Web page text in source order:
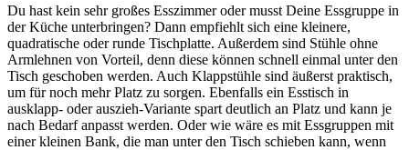
Du hast kein sehr großes Esszimmer oder musst Deine Essgruppe in
der Küche unterbringen? Dann empfiehlt sich eine kleinere,
quadratische oder runde Tischplatte. Außerdem sind Stühle ohne
Armlehnen von Vorteil, denn diese können schnell einmal unter den
Tisch geschoben werden. Auch Klappstühle sind äußerst praktisch,
um für noch mehr Platz zu sorgen. Ebenfalls ein Esstisch in
ausklapp- oder auszieh-Variante spart deutlich an Platz und kann je
nach Bedarf anpasst werden. Oder wie wäre es mit Essgruppen mit
einer kleinen Bank, die man unter den Tisch schieben kann, wenn